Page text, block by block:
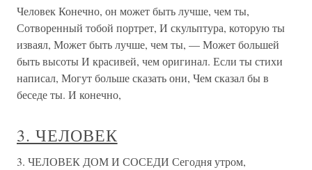
Человек Конечно, он может быть лучше, чем ты,
Сотворенный тобой портрет, И скульптура, которую ты
изваял, Может быть лучше, чем ты, — Может большей
быть высоты И красивей, чем оригинал. Если ты стихи
написал, Могут больше сказать они, Чем сказал бы в
беседе ты. И конечно,
3. ЧЕЛОВЕК
3. ЧЕЛОВЕК ДОМ И СОСЕДИ Сегодня утром,